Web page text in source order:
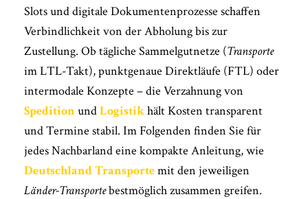
Slots und digitale Dokumentenprozesse schaffen
Verbindlichkeit von der Abholung bis zur
Zustellung. Ob tägliche Sammelgutnetze (Transporte
im LTL-Takt), punktgenaue Direktläufe (FTL) oder
intermodale Konzepte – die Verzahnung von
SpeditionundLogistikhält Kosten transparent
und Termine stabil. Im Folgenden finden Sie für
jedes Nachbarland eine kompakte Anleitung, wie
Deutschland Transportemit den jeweiligen
Länder-Transportebestmöglich zusammen greifen.